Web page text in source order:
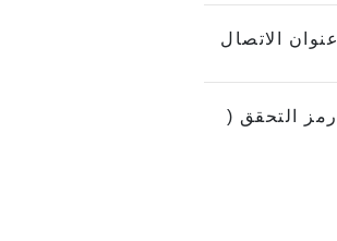
عنوان الاتصال
رمز التحقق (